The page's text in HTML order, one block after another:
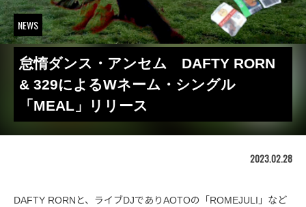
NEWS
怠惰ダンス・アンセム DAFTY RORN
& 329によるWネーム・シングル
「MEAL」リリース
2023.02.28
DAFTY RORNと、ライブDJでありAOTOの「ROMEJULI」など